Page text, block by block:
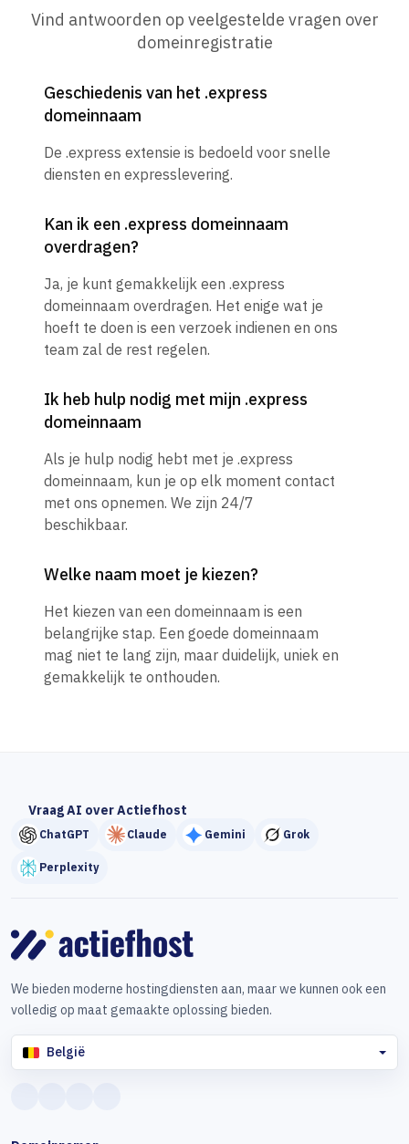
Vind antwoorden op veelgestelde vragen over
domeinregistratie
Geschiedenis van het .express
domeinnaam
De .express extensie is bedoeld voor snelle
diensten en expresslevering.
Kan ik een .express domeinnaam
overdragen?
Ja, je kunt gemakkelijk een .express
domeinnaam overdragen. Het enige wat je
hoeft te doen is een verzoek indienen en ons
team zal de rest regelen.
Ik heb hulp nodig met mijn .express
domeinnaam
Als je hulp nodig hebt met je .express
domeinnaam, kun je op elk moment contact
met ons opnemen. We zijn 24/7
beschikbaar.
Welke naam moet je kiezen?
Het kiezen van een domeinnaam is een
belangrijke stap. Een goede domeinnaam
mag niet te lang zijn, maar duidelijk, uniek en
gemakkelijk te onthouden.
Vraag AI over Actiefhost
ChatGPT Claude Gemini Grok
Perplexity
We bieden moderne hostingdiensten aan, maar we kunnen ook een
volledig op maat gemaakte oplossing bieden.
België